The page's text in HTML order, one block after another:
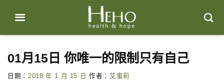
content
01月15日 你唯一的限制只有自己
日期： 2018 年 1 月 15 日 作者： 艾蜜莉